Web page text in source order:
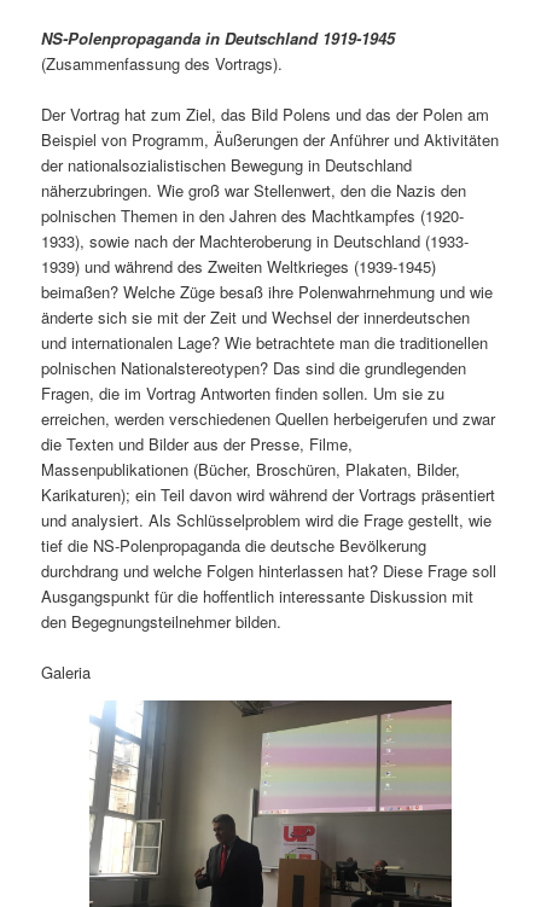
NS-Polenpropaganda in Deutschland 1919-1945
(Zusammenfassung des Vortrags).
Der Vortrag hat zum Ziel, das Bild Polens und das der Polen am
Beispiel von Programm, Äußerungen der Anführer und Aktivitäten
der nationalsozialistischen Bewegung in Deutschland
näherzubringen. Wie groß war Stellenwert, den die Nazis den
polnischen Themen in den Jahren des Machtkampfes (1920-
1933), sowie nach der Machteroberung in Deutschland (1933-
1939) und während des Zweiten Weltkrieges (1939-1945)
beimaßen? Welche Züge besaß ihre Polenwahrnehmung und wie
änderte sich sie mit der Zeit und Wechsel der innerdeutschen
und internationalen Lage? Wie betrachtete man die traditionellen
polnischen Nationalstereotypen? Das sind die grundlegenden
Fragen, die im Vortrag Antworten finden sollen. Um sie zu
erreichen, werden verschiedenen Quellen herbeigerufen und zwar
die Texten und Bilder aus der Presse, Filme,
Massenpublikationen (Bücher, Broschüren, Plakaten, Bilder,
Karikaturen); ein Teil davon wird während der Vortrags präsentiert
und analysiert. Als Schlüsselproblem wird die Frage gestellt, wie
tief die NS-Polenpropaganda die deutsche Bevölkerung
durchdrang und welche Folgen hinterlassen hat? Diese Frage soll
Ausgangspunkt für die hoffentlich interessante Diskussion mit
den Begegnungsteilnehmer bilden.
Galeria